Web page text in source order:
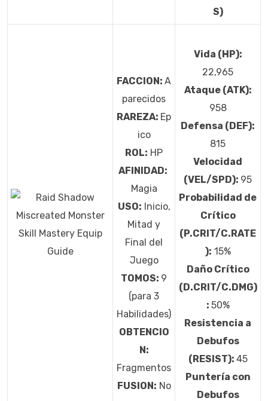
S)
FACCION: A
parecidos
RAREZA: Ep
ico
ROL: HP
AFINIDAD:
Magia
USO: Inicio,
Mitad y
Final del
Juego
TOMOS: 9
(para 3
Habilidades)
OBTENCIO
N:
Fragmentos
FUSION: No
Vida (HP):
22,965
Ataque (ATK):
958
Defensa (DEF):
815
Velocidad
(VEL/SPD): 95
Probabilidad de
Crítico
(P.CRIT/C.RATE
): 15%
Daño Crítico
(D.CRIT/C.DMG)
: 50%
Resistencia a
Debufos
(RESIST): 45
Puntería con
Debufos